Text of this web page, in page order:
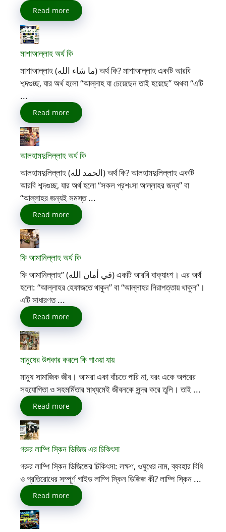
Read more
মাশাআল্লাহ অর্থ কি
মাশাআল্লাহ (ما شاء الله) অর্থ কি? মাশাআল্লাহ একটি আরবি
শব্দগুচ্ছ, যার অর্থ হলো “আল্লাহ যা চেয়েছেন তাই হয়েছে” অথবা “এটি
...
Read more
আলহামদুলিল্লাহ অর্থ কি
আলহামদুলিল্লাহ (الحمد لله) অর্থ কি? আলহামদুলিল্লাহ একটি
আরবি শব্দগুচ্ছ, যার অর্থ হলো “সকল প্রশংসা আল্লাহর জন্য” বা
“আল্লাহর জন্যই সমস্ত ...
Read more
ফি আমানিল্লাহ অর্থ কি
ফি আমানিল্লাহ” (في أمان الله) একটি আরবি বাক্যাংশ। এর অর্থ
হলো: “আল্লাহর হেফাজতে থাকুন” বা “আল্লাহর নিরাপত্তায় থাকুন”।
এটি সাধারণত ...
Read more
মানুষের উপকার করলে কি পাওয়া যায়
মানুষ সামাজিক জীব। আমরা একা বাঁচতে পারি না, বরং একে অপরের
সহযোগিতা ও সহমর্মিতার মাধ্যমেই জীবনকে সুন্দর করে তুলি। তাই ...
Read more
গরুর লাম্পি স্কিন ডিজিজ এর চিকিৎসা
গরুর লাম্পি স্কিন ডিজিজের চিকিৎসা: লক্ষণ, ওষুধের নাম, ব্যবহার বিধি
ও প্রতিরোধের সম্পূর্ণ গাইড লাম্পি স্কিন ডিজিজ কী? লাম্পি স্কিন ...
Read more